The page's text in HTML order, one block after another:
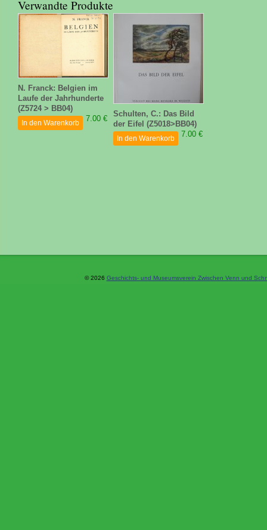
Verwandte Produkte
N. Franck: Belgien im
Laufe der Jahrhunderte
(Z5724 > BB04)
7.00 €
In den Warenkorb
Schulten, C.: Das Bild
der Eifel (Z5018>BB04)
7.00 €
In den Warenkorb
© 2026 Geschichts- und Museumsverein Zwischen Venn und